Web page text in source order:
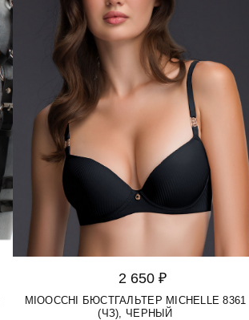
2 650 ₽
MIOOCCHI БЮСТГАЛЬТЕР MICHELLE 8361
(ЧЗ), ЧЕРНЫЙ